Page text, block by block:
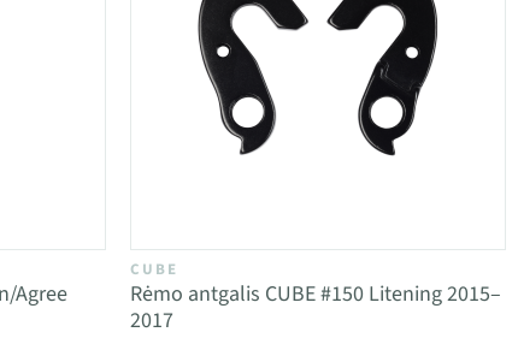
Agree
CUBE
Rėmo antgalis CUBE #150 Litening 2015–
2017